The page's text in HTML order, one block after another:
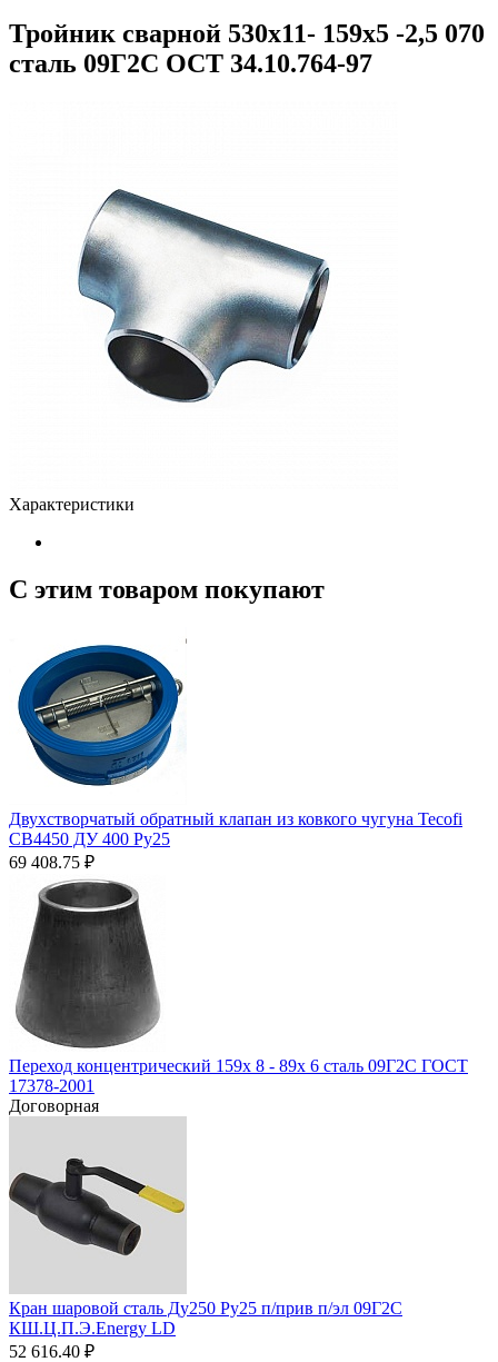
Тройник сварной 530х11- 159х5 -2,5 070
сталь 09Г2С ОСТ 34.10.764-97
Характеристики
С этим товаром покупают
Двухстворчатый обратный клапан из ковкого чугуна Tecofi
CB4450 ДУ 400 Ру25
69 408.75 ₽
Переход концентрический 159х 8 - 89х 6 сталь 09Г2С ГОСТ
17378-2001
Договорная
Кран шаровой сталь Ду250 Ру25 п/прив п/эл 09Г2С
КШ.Ц.П.Э.Energy LD
52 616.40 ₽